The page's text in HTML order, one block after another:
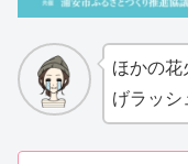
ほかの花
げラッシ